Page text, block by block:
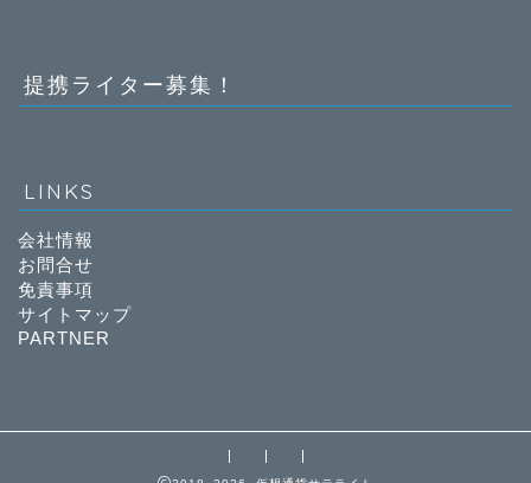
提携ライター募集！
LINKS
会社情報
お問合せ
免責事項
サイトマップ
PARTNER